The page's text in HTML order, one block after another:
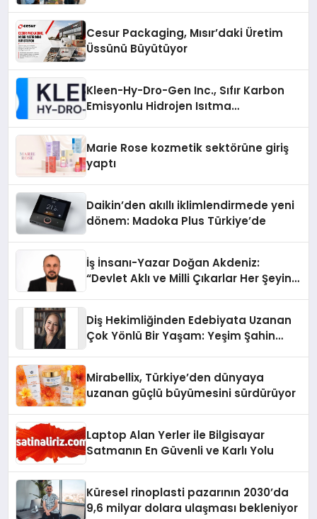
Cesur Packaging, Mısır’daki Üretim
Üssünü Büyütüyor
Kleen-Hy-Dro-Gen Inc., Sıfır Karbon
Emisyonlu Hidrojen Isıtma
Marie Rose kozmetik sektörüne giriş
yaptı
Daikin’den akıllı iklimlendirmede yeni
dönem: Madoka Plus Türkiye’de
İş İnsanı-Yazar Doğan Akdeniz:
“Devlet Aklı ve Milli Çıkarlar Her Şeyin
Diş Hekimliğinden Edebiyata Uzanan
Çok Yönlü Bir Yaşam: Yeşim Şahin
Mirabellix, Türkiye’den dünyaya
uzanan güçlü büyümesini sürdürüyor
Laptop Alan Yerler ile Bilgisayar
Satmanın En Güvenli ve Karlı Yolu
Küresel rinoplasti pazarının 2030’da
9,6 milyar dolara ulaşması bekleniyor